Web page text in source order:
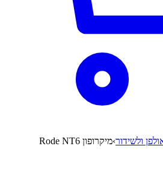
ולשידור›מיקרופון Rode NT6